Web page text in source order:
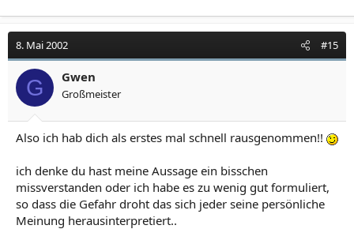
8. Mai 2002 #15
G Gwen
Großmeister
Also ich hab dich als erstes mal schnell rausgenommen!!
ich denke du hast meine Aussage ein bisschen
missverstanden oder ich habe es zu wenig gut formuliert,
so dass die Gefahr droht das sich jeder seine persönliche
Meinung herausinterpretiert..